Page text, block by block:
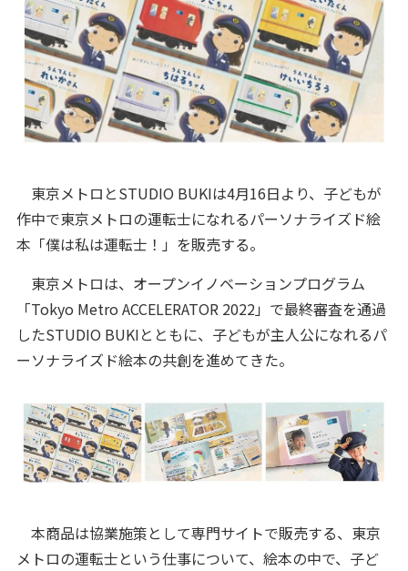
東京メトロとSTUDIO BUKIは4月16日より、子どもが
作中で東京メトロの運転士になれるパーソナライズド絵
本「僕は私は運転士！」を販売する。
東京メトロは、オープンイノベーションプログラム
「Tokyo Metro ACCELERATOR 2022」で最終審査を通過
したSTUDIO BUKIとともに、子どもが主人公になれるパ
ーソナライズド絵本の共創を進めてきた。
本商品は協業施策として専門サイトで販売する、東京
メトロの運転士という仕事について、絵本の中で、子ど